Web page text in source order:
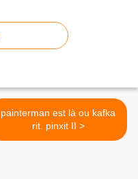
painterman est là ou kafka
rit. pinxit II >